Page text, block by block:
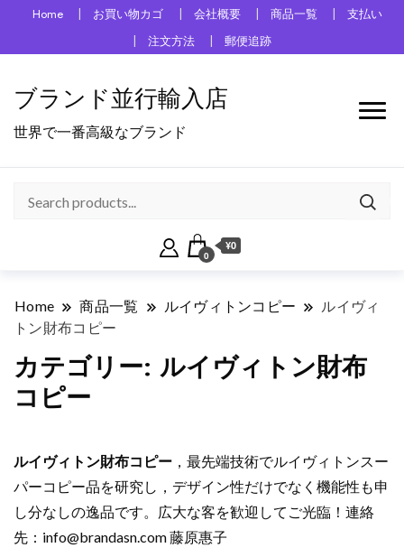
Home お買い物カゴ 会社概要 商品一覧
支払い
注文方法
郵便追跡
ブランド並行輸入店
世界で一番高級なブランド
0
¥0
Home 商品一覧 ルイヴィトンコピー
ルイヴィ
トン財布コピー
カテゴリー: ルイヴィトン財布
コピー
ルイヴィトン財布コピー ，最先端技術でルイヴィトンスー
パーコピー品を研究し，デザイン性だけでなく機能性も申
し分なしの逸品です。広大な客を歓迎してご光臨！連絡
先： info@brandasn.com藤原惠子